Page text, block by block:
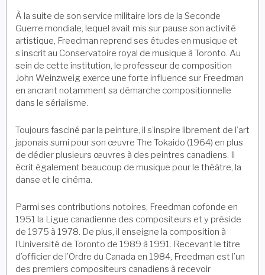
À la suite de son service militaire lors de la Seconde
Guerre mondiale, lequel avait mis sur pause son activité
artistique, Freedman reprend ses études en musique et
s’inscrit au Conservatoire royal de musique à Toronto. Au
sein de cette institution, le professeur de composition
John Weinzweig exerce une forte influence sur Freedman
en ancrant notamment sa démarche compositionnelle
dans le sérialisme.
Toujours fasciné par la peinture, il s’inspire librement de l’art
japonais sumi pour son œuvre The Tokaido (1964) en plus
de dédier plusieurs œuvres à des peintres canadiens. Il
écrit également beaucoup de musique pour le théâtre, la
danse et le cinéma.
Parmi ses contributions notoires, Freedman cofonde en
1951 la Ligue canadienne des compositeurs et y préside
de 1975 à 1978. De plus, il enseigne la composition à
l’Université de Toronto de 1989 à 1991. Recevant le titre
d’officier de l’Ordre du Canada en 1984, Freedman est l’un
des premiers compositeurs canadiens à recevoir